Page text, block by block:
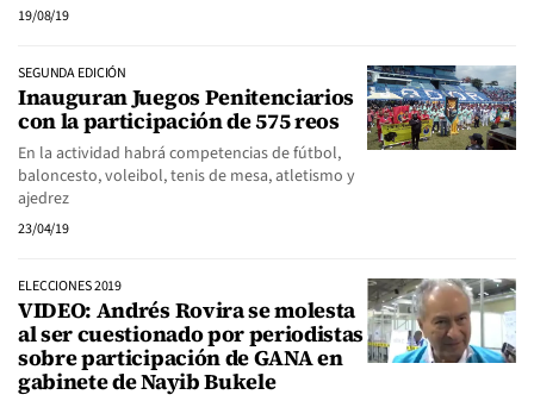
19/08/19
SEGUNDA EDICIÓN
Inauguran Juegos Penitenciarios
con la participación de 575 reos
En la actividad habrá competencias de fútbol,
baloncesto, voleibol, tenis de mesa, atletismo y
ajedrez
23/04/19
ELECCIONES 2019
VIDEO: Andrés Rovira se molesta
al ser cuestionado por periodistas
sobre participación de GANA en
gabinete de Nayib Bukele